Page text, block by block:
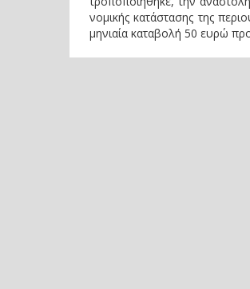
νομικής κατάστασης της
μηνιαία καταβολή 50 ευρώ